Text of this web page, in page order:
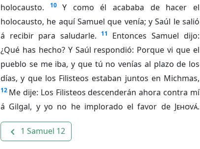
holocausto.
10
Y como él acababa de hacer el
holocausto, he aquí Samuel que venía; y Saúl le salió
á recibir para saludarle. 11
Entonces Samuel dijo:
¿Qué has hecho? Y Saúl respondió: Porque vi que el
pueblo se me iba, y que tú no venías al plazo de los
días, y que los Filisteos estaban juntos en Michmas,
12 Me dije: Los Filisteos descenderán ahora contra mí
á Gilgal, y yo no he implorado el favor de Jehová.
navigate_before 1 Samuel 12